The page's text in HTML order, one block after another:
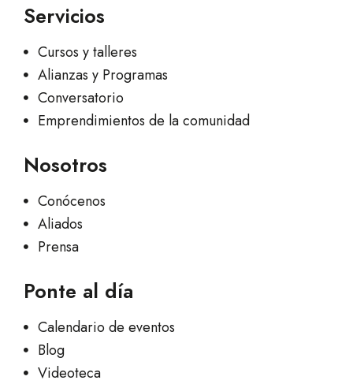
Servicios
Cursos y talleres
Alianzas y Programas
Conversatorio
Emprendimientos de la comunidad
Nosotros
Conócenos
Aliados
Prensa
Ponte al día
Calendario de eventos
Blog
Videoteca